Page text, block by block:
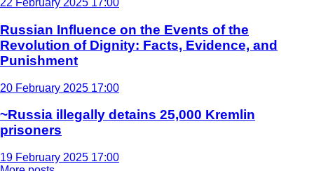
22 February 2025 17:00
Russian Influence on the Events of the
Revolution of Dignity: Facts, Evidence, and
Punishment
20 February 2025 17:00
~Russia illegally detains 25,000 Kremlin
prisoners
19 February 2025 17:00